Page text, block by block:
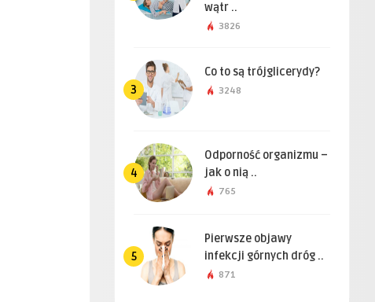
wątr ..
3826
3
Co to są trójglicerydy?
3248
4
Odporność organizmu –
jak o nią ..
765
5
Pierwsze objawy
infekcji górnych dróg ..
871